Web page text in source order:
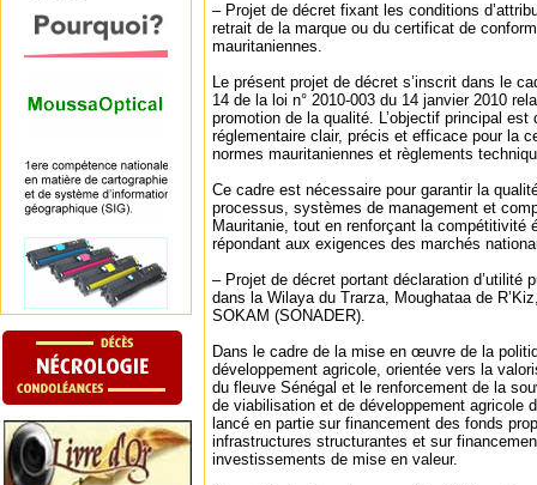
– Projet de décret fixant les conditions
retrait de la marque ou du certificat de
mauritaniennes.
Le présent projet de décret s’inscrit dans le
14 de la loi n° 2010-003 du 14 janvier 2010
promotion de la qualité. L’objectif principal
réglementaire clair, précis et efficace pour la
normes mauritaniennes et règlements
Ce cadre est nécessaire pour garantir la
processus, systèmes de management et
Mauritanie, tout en renforçant la compétitivité
répondant aux exigences des marchés
– Projet de décret portant déclaration d’utilité
dans la Wilaya du Trarza, Moughataa de
SOKAM (SONADER).
Dans le cadre de la mise en œuvre de la
développement agricole, orientée vers la
du fleuve Sénégal et le renforcement de la
de viabilisation et de développement agricole
lancé en partie sur financement des fonds
infrastructures structurantes et sur
investissements de mise en valeur.